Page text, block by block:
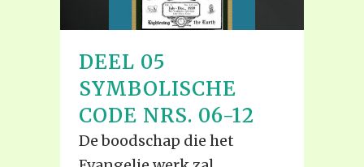
DEEL 05
SYMBOLISCHE
CODE NRS. 06-12
De boodschap die het